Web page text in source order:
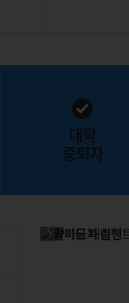
대학
중퇴자